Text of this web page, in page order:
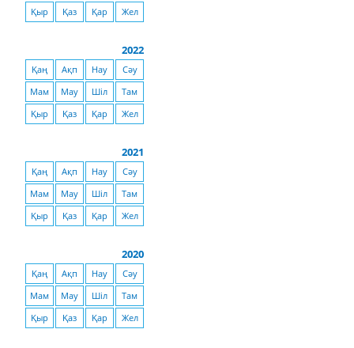
Қыр Қаз Қар Жел
2022
Қаң Ақп Нау
Сәу
Мам
Мау Шіл
Там
Қыр
Қаз Қар Жел
2021
Қаң Ақп Нау
Сәу
Мам
Мау Шіл
Там
Қыр
Қаз Қар Жел
2020
Қаң Ақп Нау
Сәу
Мам
Мау Шіл
Там
Қыр
Қаз Қар Жел